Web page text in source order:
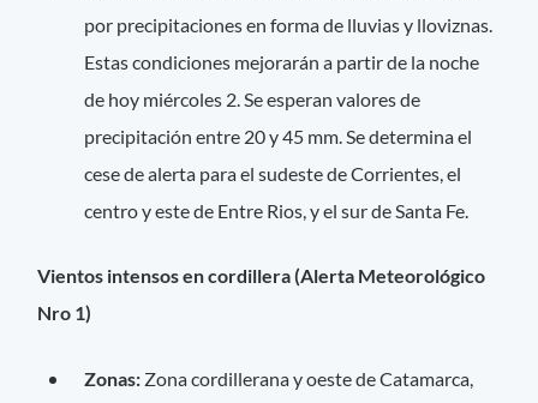
por precipitaciones en forma de lluvias y lloviznas.
Estas condiciones mejorarán a partir de la noche
de hoy miércoles 2. Se esperan valores de
precipitación entre 20 y 45 mm. Se determina el
cese de alerta para el sudeste de Corrientes, el
centro y este de Entre Rios, y el sur de Santa Fe.
Vientos intensos en cordillera (Alerta Meteorológico
Nro 1)
Zonas: Zona cordillerana y oeste de Catamarca,